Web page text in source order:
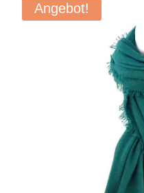
Angebot!